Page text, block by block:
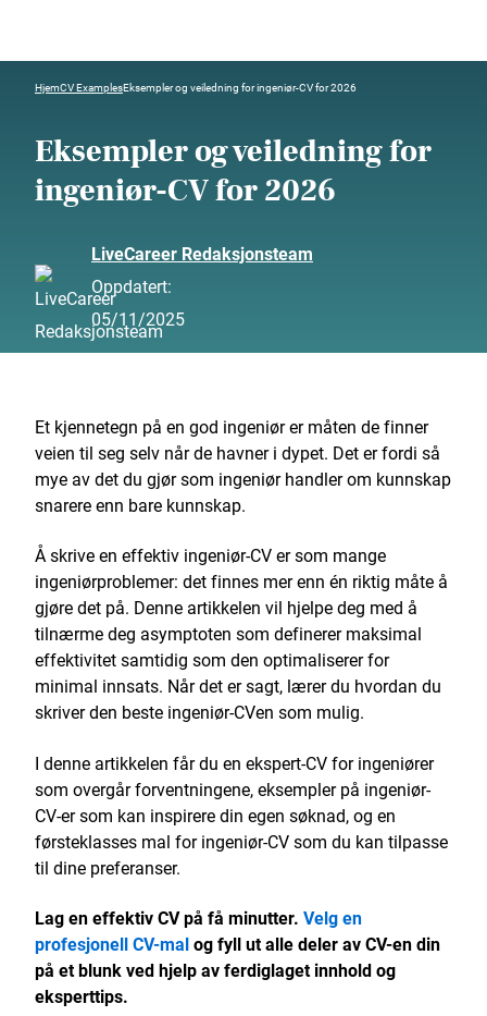
HjemCV ExamplesEksempler og veiledning for ingeniør-CV for 2026
Eksempler og veiledning for
ingeniør-CV for 2026
LiveCareer Redaksjonsteam
Oppdatert:
05/11/2025
Et kjennetegn på en god ingeniør er måten de finner
veien til seg selv når de havner i dypet. Det er fordi så
mye av det du gjør som ingeniør handler om kunnskap
snarere enn bare kunnskap.
Å skrive en effektiv ingeniør-CV er som mange
ingeniørproblemer: det finnes mer enn én riktig måte å
gjøre det på. Denne artikkelen vil hjelpe deg med å
tilnærme deg asymptoten som definerer maksimal
effektivitet samtidig som den optimaliserer for
minimal innsats. Når det er sagt, lærer du hvordan du
skriver den beste ingeniør-CVen som mulig.
I denne artikkelen får du en ekspert-CV for ingeniører
som overgår forventningene, eksempler på ingeniør-
CV-er som kan inspirere din egen søknad, og en
førsteklasses mal for ingeniør-CV som du kan tilpasse
til dine preferanser.
Lag en effektiv CV på få minutter. Velg en
profesjonell CV-malog fyll ut alle deler av CV-en din
på et blunk ved hjelp av ferdiglaget innhold og
eksperttips.